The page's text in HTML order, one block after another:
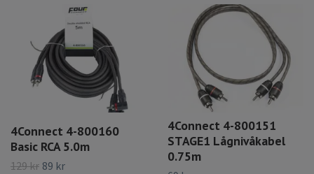
4Connect 4-800160
Basic RCA 5.0m
129 kr 89 kr
4Connect 4-800151
STAGE1 Lågnivåkabel
0.75m